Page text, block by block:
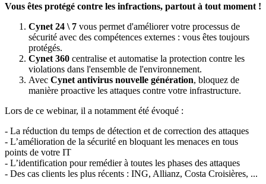
Vous êtes protégé contre les infractions, partout à tout moment !
Cynet 24 \ 7 vous permet d'améliorer votre processus de
sécurité avec des compétences externes : vous êtes toujours
protégés.
Cynet 360 centralise et automatise la protection contre les
violations dans l'ensemble de l'environnement.
Avec Cynet antivirus nouvelle génération, bloquez de
manière proactive les attaques contre votre infrastructure.
Lors de ce webinar, il a notamment été évoqué :
- La réduction du temps de détection et de correction des attaques
- L’amélioration de la sécurité en bloquant les menaces en tous
points de votre IT
- L’identification pour remédier à toutes les phases des attaques
- Des cas clients les plus récents : ING, Allianz, Costa Croisières, ...